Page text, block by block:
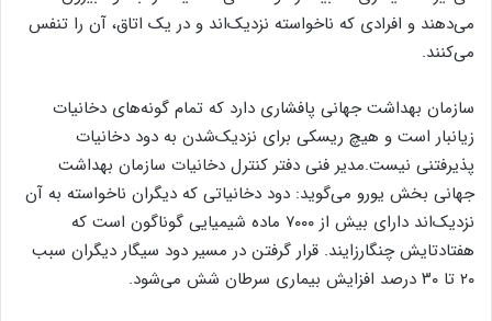
می‌دهند و افرادی که ناخواسته نزدیک‌اند و در یک اتاق، آن را تنفس
می‌کنند.
سازمان بهداشت جهانی پافشاری دارد که تمام گونه‌های دخانیات
زیانبار است و هیچ ریسکی برای نزدیک‌شدن به دود دخانیات
پذیرفتنی نیست.مدیر فنی دفتر کنترل دخانیات سازمان بهداشت
جهانی بخش یورو می‌گوید: دود دخانیاتی که دیگران ناخواسته به آن
نزدیک‌اند دارای بیش از ۷۰۰۰ ماده شیمیایی گوناگون است که
هفتادتایش چنگار‌زایند. قرار گرفتن در مسیر دود سیگار دیگران سبب
۲۰ تا ۳۰ درصد افزایش بیماری سرطان شش می‌شود.